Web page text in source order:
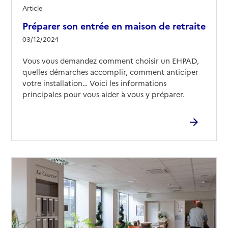
EHPAD Jardins de Chartres
Adresse
1 place Drouaise
28000-Chartres
02 37 18 03 00
Contact
Site internet
Mis à jour le : 13/05/2026
EHPAD Korian Villa Evora
Adresse
24 rue du Général George Patton
Chartres
02 37 91 16 66
Préparer son entrée en maison de retraite
03/12/2024
Article
Vous vous demandez comment choisir un EHPAD,
quelles démarches accomplir, comment anticiper
votre installation… Voici les informations
principales pour vous aider à vous y préparer.